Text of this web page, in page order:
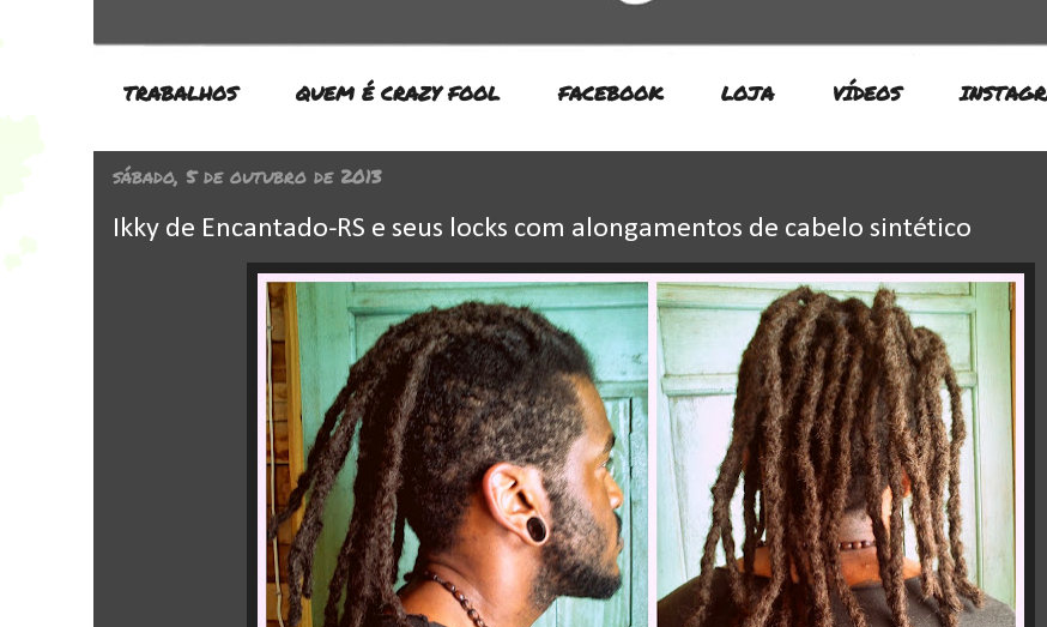
TRABALHOS QUEM É CRAZY FOOL FACEBOOK LOJA VÍDEOS
sábado, 5 de outubro de 2013
Ikky de Encantado-RS e seus locks com alongamentos de cabelo sintético